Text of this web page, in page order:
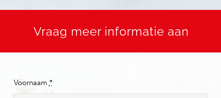
Vraag meer informatie aan
Voornaam *